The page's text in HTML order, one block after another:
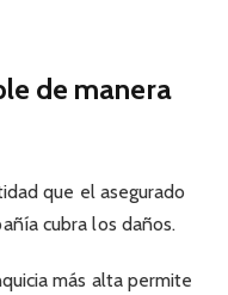
de manera
que el asegurado
cubra los daños.
más alta permite